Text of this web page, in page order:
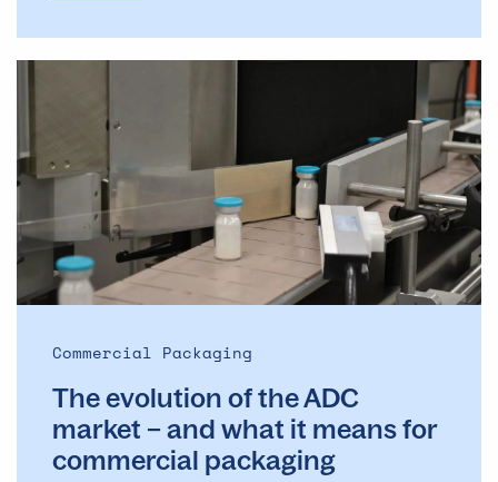
the
ADC
–
and
what
commercial
packaging
Commercial Packaging
The evolution of the ADC
market – and what it means for
commercial packaging